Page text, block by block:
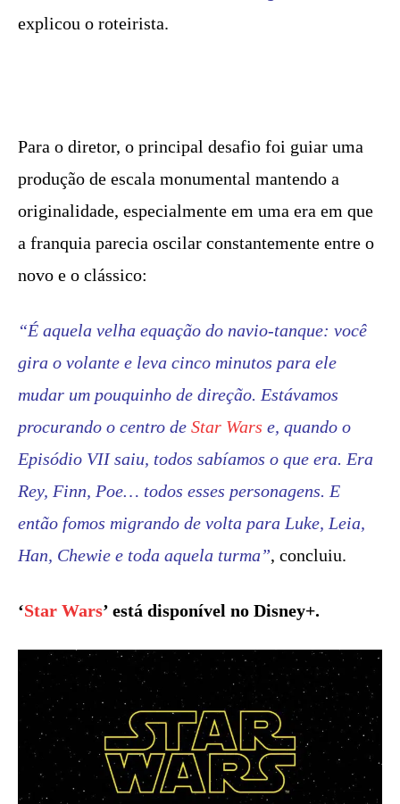
explicou o roteirista.
Para o diretor, o principal desafio foi guiar uma
produção de escala monumental mantendo a
originalidade, especialmente em uma era em que
a franquia parecia oscilar constantemente entre o
novo e o clássico:
“É aquela velha equação do navio-tanque: você
gira o volante e leva cinco minutos para ele
mudar um pouquinho de direção. Estávamos
procurando o centro de Star Wars e, quando o
Episódio VII saiu, todos sabíamos o que era. Era
Rey, Finn, Poe… todos esses personagens. E
então fomos migrando de volta para Luke, Leia,
Han, Chewie e toda aquela turma”, concluiu.
‘Star Wars’ está disponível no Disney+.